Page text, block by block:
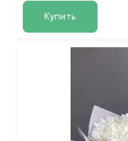
Купить